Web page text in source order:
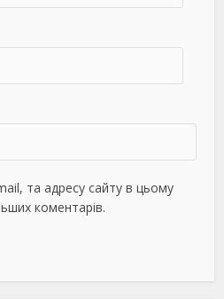
та адресу сайту в цьому
коментарів.